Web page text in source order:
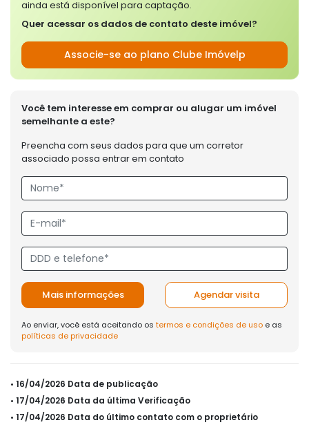
ainda está disponível para captação.
Quer acessar os dados de contato deste imóvel?
Associe-se ao plano Clube Imóvelp
Você tem interesse em comprar ou alugar um imóvel
semelhante a este?
Preencha com seus dados para que um corretor
associado possa entrar em contato
Mais informações Agendar visita
Ao enviar, você está aceitando os termos e condições de uso e as
políticas de privacidade
• 16/04/2026 Data de publicação
• 17/04/2026 Data da última Verificação
• 17/04/2026 Data do último contato com o proprietário